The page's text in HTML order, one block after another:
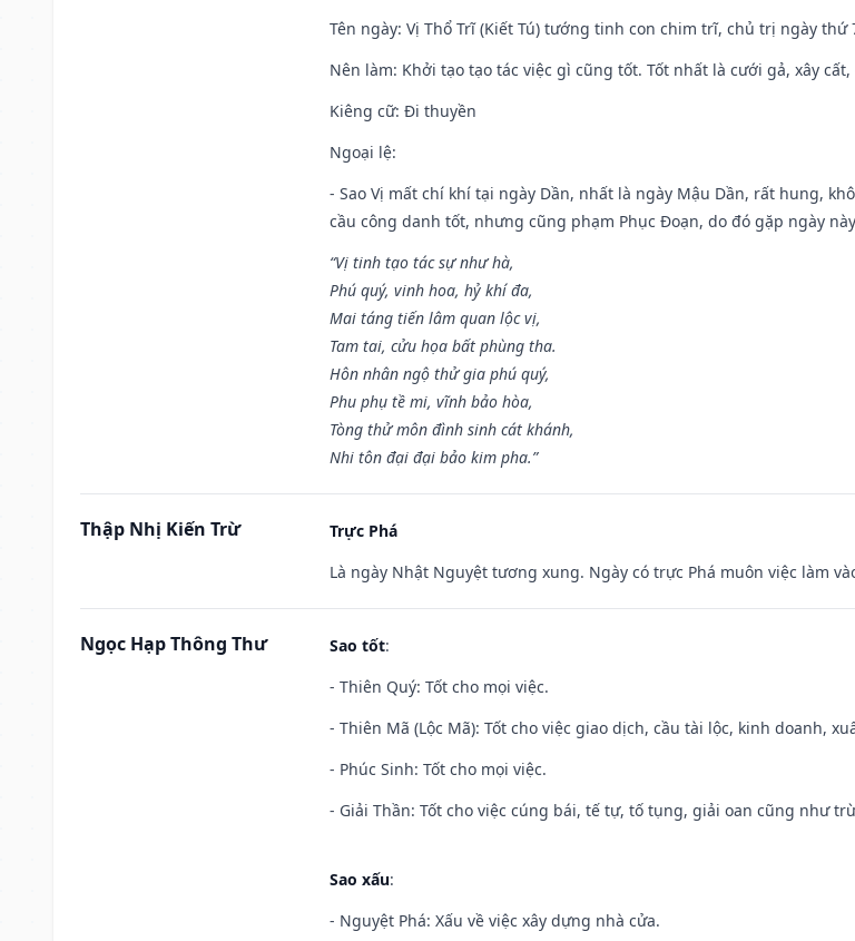
Tên ngày: Vị Thổ Trĩ (Kiết Tú) tướng tinh con chim trĩ, chủ trị ngày thứ
Nên làm: Khởi tạo tạo tác việc gì cũng tốt. Tốt nhất là cưới gả, xây
Kiêng cữ: Đi thuyền
Ngoại lệ:
- Sao Vị mất chí khí tại ngày Dần, nhất là ngày Mậu Dần, rất hung,
cầu công danh tốt, nhưng cũng phạm Phục Đoạn, do đó gặp ngày
“Vị tinh tạo tác sự như hà,
Phú quý, vinh hoa, hỷ khí đa,
Mai táng tiến lâm quan lộc vị,
Tam tai, cửu họa bất phùng tha.
Hôn nhân ngộ thử gia phú quý,
Phu phụ tề mi, vĩnh bảo hòa,
Tòng thử môn đình sinh cát khánh,
Nhi tôn đại đại bảo kim pha.”
Thập Nhị Kiến Trừ
Trực Phá
Là ngày Nhật Nguyệt tương xung. Ngày có trực Phá muôn việc làm
Ngọc Hạp Thông Thư Sao tốt:
- Thiên Quý: Tốt cho mọi việc.
- Thiên Mã (Lộc Mã): Tốt cho việc giao dịch, cầu tài lộc, kinh doanh,
- Phúc Sinh: Tốt cho mọi việc.
- Giải Thần: Tốt cho việc cúng bái, tế tự, tố tụng, giải oan cũng như
Sao xấu:
- Nguyệt Phá: Xấu về việc xây dựng nhà cửa.